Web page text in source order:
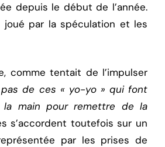
depuis le début de l’année.
par la spéculation et les
comme tentait de l’impulser
de ces « yo-yo » qui font
la main pour remettre de la
s’accordent toutefois sur un
par les prises de